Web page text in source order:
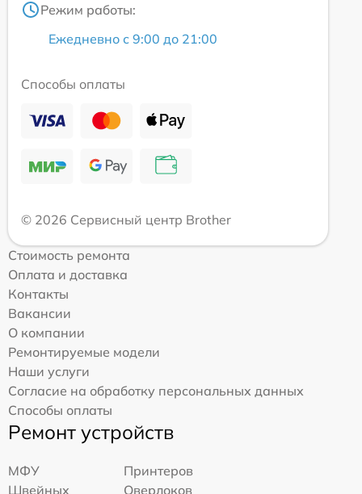
Режим работы:
Ежедневно с 9:00 до 21:00
Способы оплаты
© 2026 Сервисный центр Brother
Стоимость ремонта
Оплата и доставка
Контакты
Вакансии
О компании
Ремонтируемые модели
Наши услуги
Согласие на обработку персональных данных
Способы оплаты
Ремонт устройств
МФУ
Принтеров
Швейных
Оверлоков